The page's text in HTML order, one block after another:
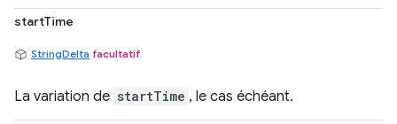
startTime
StringDelta facultatif
La variation de startTime , le cas échéant.